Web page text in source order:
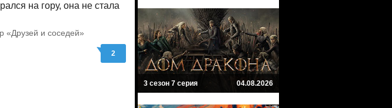
на гору, она не стала
«Друзей и соседей»
2
3 сезон 7 серия 04.08.2026